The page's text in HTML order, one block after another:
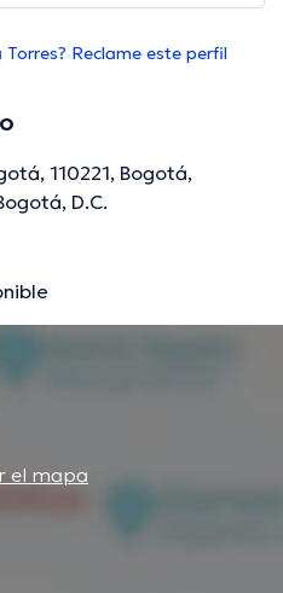
Torres? Reclame este perfil
110221, Bogotá,
D.C.
el mapa